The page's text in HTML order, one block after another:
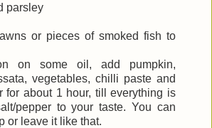
parsley
or pieces of smoked fish to
on some oil, add pumpkin,
vegetables, chilli paste and
for about 1 hour, till everything is
pepper to your taste. You can
or leave it like that.